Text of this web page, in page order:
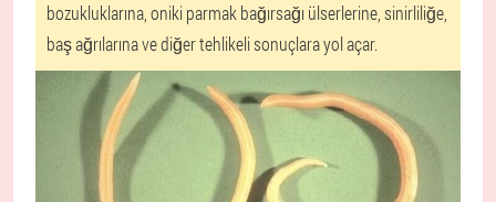
bozukluklarına, oniki parmak bağırsağı ülserlerine, sinirliliğe,
baş ağrılarına ve diğer tehlikeli sonuçlara yol açar.